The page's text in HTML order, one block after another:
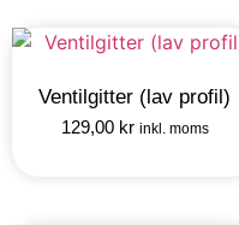
Ventilgitter (lav profil)
129,00 kr inkl. moms